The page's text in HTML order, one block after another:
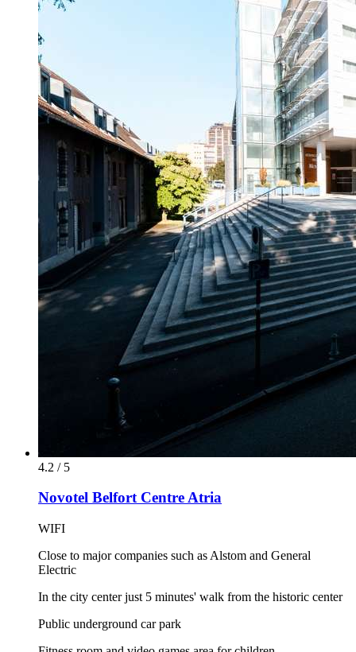
4.2 / 5
Novotel Belfort Centre Atria
WIFI
Close to major companies such as Alstom and General
Electric
In the city center just 5 minutes' walk from the historic center
Public underground car park